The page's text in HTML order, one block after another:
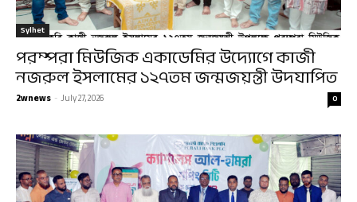
Sylhet
পরম্পরা মিউজিক একাডেমির উদ্যোগে কাজী
নজরুল ইসলামের ১২৭তম জন্মজয়ন্তী উদযাপিত
2wnews -July 27, 2026 0